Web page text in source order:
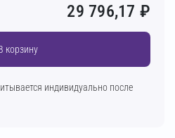
29 796,17 ₽
корзину
индивидуально после